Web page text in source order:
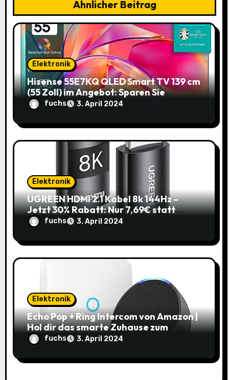
o
n
Ähnlicher Beitrag
Elektronik
Hisense 55E7KQ QLED Smart TV 139 cm
(55 Zoll) im Angebot: Sparen Sie
145,85€!
fuchs 3. April 2024
Elektronik
UGREEN HDMI 2.1 Kabel 8k 144Hz –
Jetzt 30% Rabatt: Nur 7,69€ statt
10,99€
fuchs 3. April 2024
Elektronik
Echo Pop + Ring Intercom von Amazon |
Hol dir das smarte Zuhause zum
Schnäppchenpreis!
fuchs 3. April 2024